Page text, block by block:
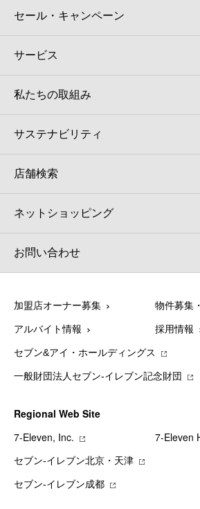
セール・キャンペーン
サービス
私たちの取組み
サステナビリティ
店舗検索
ネットショッピング
お問い合わせ
加盟店オーナー募集 物件募集
アルバイト情報 採用情報
セブン&アイ・ホールディングス
一般財団法人セブン-イレブン記念財団
Regional Web Site
7‐Eleven, Inc.
7‐Eleven
セブン‐イレブン北京・天津
セブン‐イレブン成都